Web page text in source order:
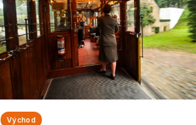
Východ